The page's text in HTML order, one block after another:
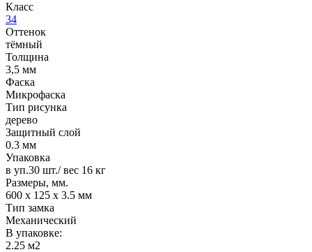
Класс
34
Оттенок
тёмный
Толщина
3,5 мм
Фаска
Микрофаска
Тип рисунка
дерево
Защитный слой
0.3 мм
Упаковка
в уп.30 шт./ вес 16 кг
Размеры, мм.
600 х 125 х 3.5 мм
Тип замка
Механический
В упаковке:
2.25 м2